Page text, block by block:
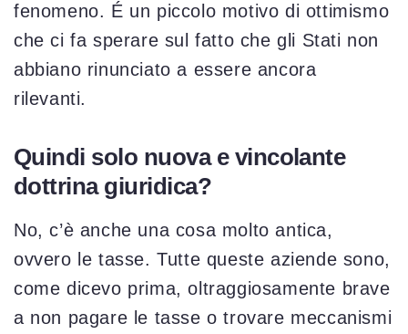
fenomeno. É un piccolo motivo di ottimismo
che ci fa sperare sul fatto che gli Stati non
abbiano rinunciato a essere ancora
rilevanti.
Quindi solo nuova e vincolante
dottrina giuridica?
No, c’è anche una cosa molto antica,
ovvero le tasse. Tutte queste aziende sono,
come dicevo prima, oltraggiosamente brave
a non pagare le tasse o trovare meccanismi